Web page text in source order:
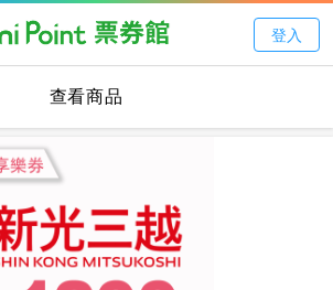
登入
查看商品